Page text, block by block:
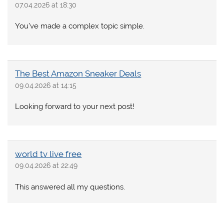
07.04.2026 at 18:30
You’ve made a complex topic simple.
The Best Amazon Sneaker Deals
09.04.2026 at 14:15
Looking forward to your next post!
world tv live free
09.04.2026 at 22:49
This answered all my questions.